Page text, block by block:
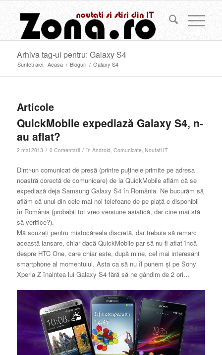
Arhiva tag-ul pentru: Galaxy S4
Sunteți aici: Acasa / Bloguri / Galaxy S4
Articole
QuickMobile expediază Galaxy S4, n-
au aflat?
2 mai 2013 / 0 Comentarii / în Android, Comunicate, Noutati IT
Dintr-un comunicat de presă (printre puținele primite pe adresa
noastră corectă de comunicare) de la QuickMobile aflăm că se
expediază deja Samsung Galaxy S4 în România. Ne bucurăm să
aflăm că unul din cele mai noi telefoane de pe piață e disponibil
în România (probabil tot vreo versiune asiatică, dar cine mai stă
să verifice?).
Mă scuzați pentru miștocăreala discretă, dar trebuia să remarc
această lansare, chiar dacă QuickMobile par să nu fi aflat încă
despre HTC One, care chiar este, după mine, cel mai interesant
smartphone al momentului. Asta ca să nu îl punem și pe Sony
Xperia Z înaintea lui Galaxy S4 fără să ne gândim de 2 ori…